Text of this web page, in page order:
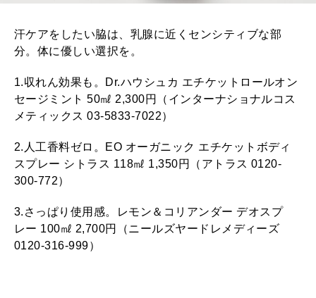
汗ケアをしたい脇は、乳腺に近くセンシティブな部
分。体に優しい選択を。
1.収れん効果も。Dr.ハウシュカ エチケットロールオン
セージミント 50㎖ 2,300円（インターナショナルコス
メティックス 03-5833-7022）
2.人工香料ゼロ。EO オーガニック エチケットボディ
スプレー シトラス 118㎖ 1,350円（アトラス 0120-
300-772）
3.さっぱり使用感。レモン＆コリアンダー デオスプ
レー 100㎖ 2,700円（ニールズヤードレメディーズ
0120-316-999）